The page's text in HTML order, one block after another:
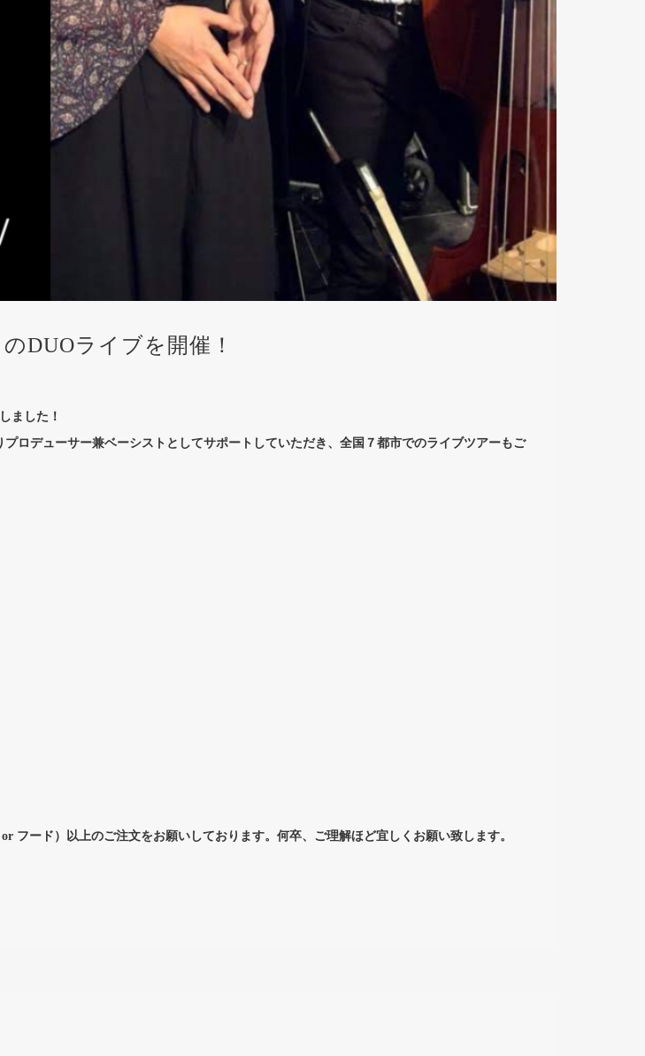
DUOライブを開催！
ました！
ロデューサー兼ベーシストとしてサポートしていただき、全国７都市でのライブツアーもご
ード）以上のご注文をお願いしております。何卒、ご理解ほど宜しくお願い致します。